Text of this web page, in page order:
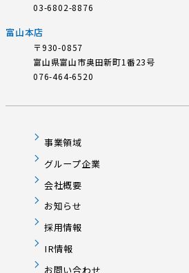
送
03-6802-8876
富山本店
〒930-0857
富山県富山市奥田新町1番23号
076-464-6520
事業領域
グループ企業
会社概要
お知らせ
採用情報
IR情報
お問い合わせ